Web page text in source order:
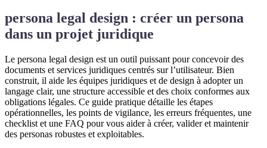
persona legal design : créer un persona
dans un projet juridique
Le persona legal design est un outil puissant pour concevoir des
documents et services juridiques centrés sur l’utilisateur. Bien
construit, il aide les équipes juridiques et de design à adopter un
langage clair, une structure accessible et des choix conformes aux
obligations légales. Ce guide pratique détaille les étapes
opérationnelles, les points de vigilance, les erreurs fréquentes, une
checklist et une FAQ pour vous aider à créer, valider et maintenir
des personas robustes et exploitables.